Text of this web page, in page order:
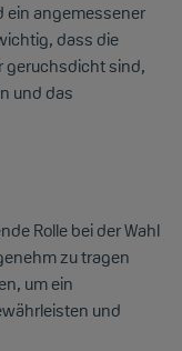
ein angemessener
dass die
geruchsdicht sind,
und das
Rolle bei der Wahl
zu tragen
um ein
und